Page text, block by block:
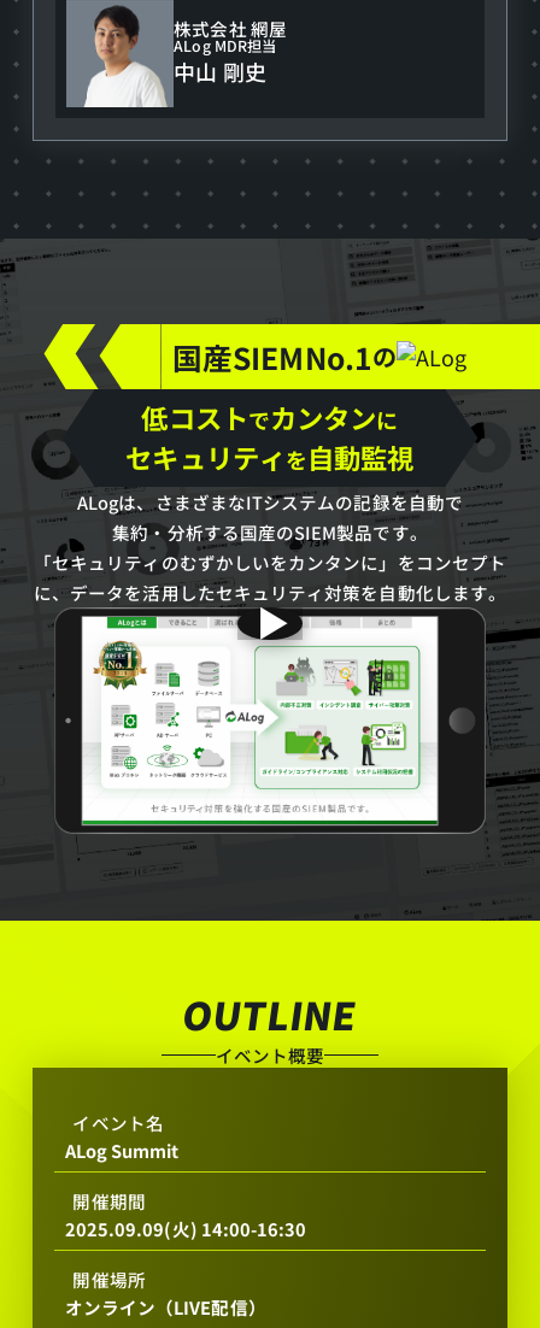
が
本
音
で
論
株式会社 網屋
ALog MDR担当
中山 剛史
国産SIEMNo.1の
低コストでカンタンに
セキュリティを自動監視
国
産
SIEM
No.1
の
ALog
低
コ
ス
ト
で
簡
単
に
セ
キ
ュ
リ
テ
ィ
動
視
ALogは、さまざまなITシステムの記録を自動で
集約・分析する国産のSIEM製品です。
「セキュリティのむずかしいをカンタンに」をコンセプト
に、データを活用したセキュリティ対策を自動化します。
OUTLINE
イベント概要
イ
ベ
要
イベント名
ALog Summit
開催期間
2025.09.09(火) 14:00-16:30
開催場所
オンライン（LIVE配信）